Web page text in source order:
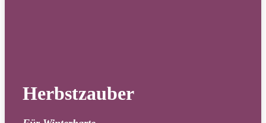
Herbstzauber